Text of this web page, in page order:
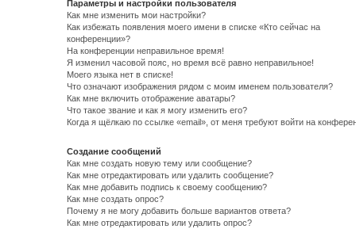
Параметры и настройки пользователя
Как мне изменить мои настройки?
Как избежать появления моего имени в списке «Кто сейчас на
конференции»?
На конференции неправильное время!
Я изменил часовой пояс, но время всё равно неправильное!
Моего языка нет в списке!
Что означают изображения рядом с моим именем пользователя?
Как мне включить отображение аватары?
Что такое звание и как я могу изменить его?
Когда я щёлкаю по ссылке «email», от меня требуют войти на
Создание сообщений
Как мне создать новую тему или сообщение?
Как мне отредактировать или удалить сообщение?
Как мне добавить подпись к своему сообщению?
Как мне создать опрос?
Почему я не могу добавить больше вариантов ответа?
Как мне отредактировать или удалить опрос?